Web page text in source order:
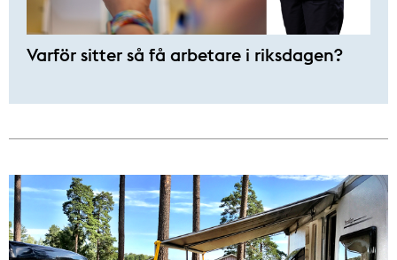
Varför sitter så få ­arbetare i riksdagen?